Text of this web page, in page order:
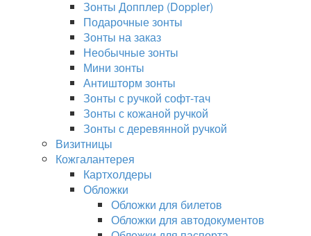
Зонты Допплер (Doppler)
Подарочные зонты
Зонты на заказ
Необычные зонты
Мини зонты
Антишторм зонты
Зонты с ручкой софт-тач
Зонты с кожаной ручкой
Зонты с деревянной ручкой
Визитницы
Кожгалантерея
Картхолдеры
Обложки
Обложки для билетов
Обложки для автодокументов